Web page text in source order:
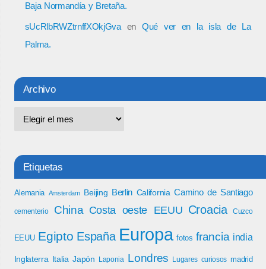
Baja Normandía y Bretaña.
sUcRlbRWZtrnffXOkjGvaen Qué ver en la isla de La
Palma.
Archivo
Etiquetas
Alemania Amsterdam Beijing Berlin California Camino de Santiago
cementerio China Costa oeste EEUU Croacia Cuzco
EEUU Egipto España Europa fotos francia india
Inglaterra Italia Japón Laponia Londres Lugares curiosos madrid